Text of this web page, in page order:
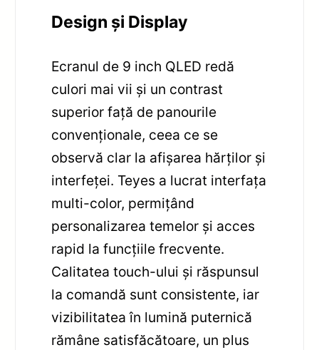
Design și Display
Ecranul de 9 inch QLED redă
culori mai vii și un contrast
superior față de panourile
convenționale, ceea ce se
observă clar la afișarea hărților și
interfeței. Teyes a lucrat interfața
multi-color, permițând
personalizarea temelor și acces
rapid la funcțiile frecvente.
Calitatea touch-ului și răspunsul
la comandă sunt consistente, iar
vizibilitatea în lumină puternică
rămâne satisfăcătoare, un plus